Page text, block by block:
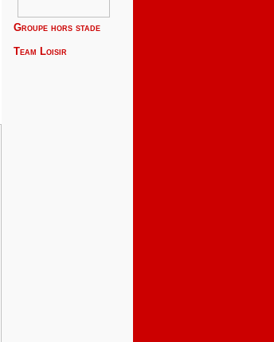
Groupe hors stade
Team Loisir